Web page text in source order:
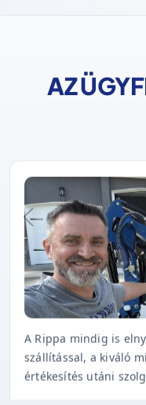
AZ
A Rippa mindig is
szállítással, a kiváló
értékesítés utáni